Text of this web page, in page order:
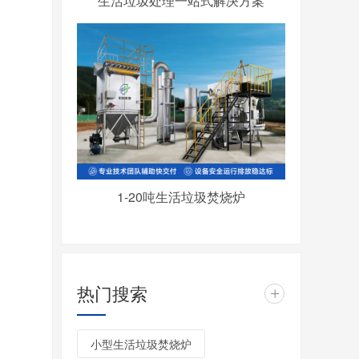
1-20吨生活垃圾焚烧炉
热门搜索 +
小型生活垃圾焚烧炉